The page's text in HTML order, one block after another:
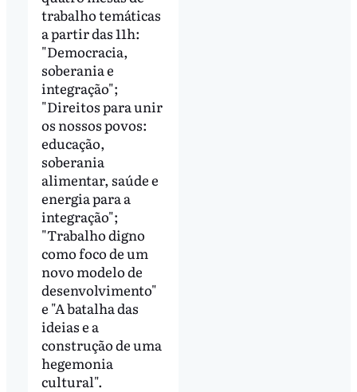
trabalho temáticas
a partir das 11h:
"Democracia,
soberania e
integração";
"Direitos para unir
os nossos povos:
educação,
soberania
alimentar, saúde e
energia para a
integração";
"Trabalho digno
como foco de um
novo modelo de
desenvolvimento"
e "A batalha das
ideias e a
construção de uma
hegemonia
cultural".